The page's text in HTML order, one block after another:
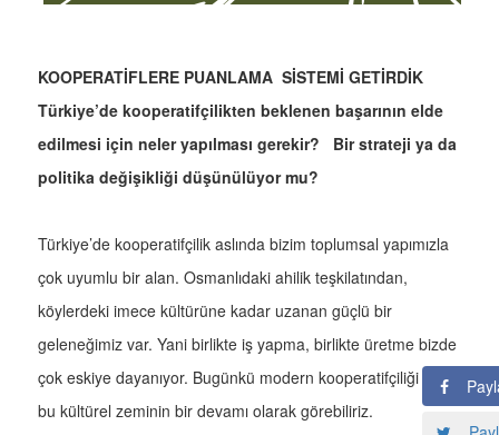
KOOPERATİFLERE PUANLAMA SİSTEMİ GETİRDİK
Türkiye’de kooperatifçilikten beklenen başarının elde
edilmesi için neler yapılması gerekir? Bir strateji ya da
politika değişikliği düşünülüyor mu?
Türkiye’de kooperatifçilik aslında bizim toplumsal yapımızla
çok uyumlu bir alan. Osmanlıdaki ahilik teşkilatından,
köylerdeki imece kültürüne kadar uzanan güçlü bir
geleneğimiz var. Yani birlikte iş yapma, birlikte üretme bizde
çok eskiye dayanıyor. Bugünkü modern kooperatifçiliği de
bu kültürel zeminin bir devamı olarak görebiliriz.